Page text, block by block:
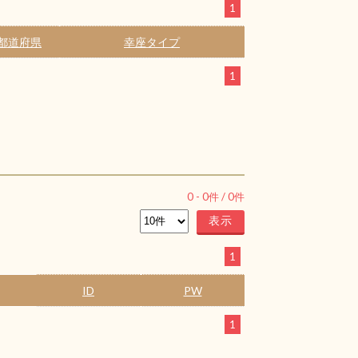
1
道府県 幸座タイプ
1
0 - 0件 /0件
1
ID PW
1